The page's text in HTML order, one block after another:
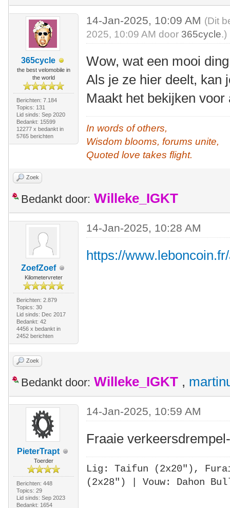
365cycle
the best velomobile in
the world
Berichten: 7.184
Topics: 131
Lid sinds: Sep 2020
Bedankt: 15599
12277 x bedankt in
5765 berichten
14-Jan-2025, 10:09 AM (Dit
2025, 10:09 AM door 365cycle.)
Wow, wat een mooi
Als je ze hier deelt, kan
Maakt het bekijken
In words of others,
Wisdom blooms, forums unite,
Quoted love takes flight.
Zoek
Bedankt door: Willeke_IGKT
ZoefZoef
Kilometervreter
Berichten: 2.879
Topics: 30
Lid sinds: Dec 2017
Bedankt: 42
4456 x bedankt in
2452 berichten
14-Jan-2025, 10:28 AM
https://
Zoek
Bedankt door: Willeke_IGKT ,
PieterTrapt
Toerder
Berichten: 448
Topics: 29
Lid sinds: Sep 2023
Bedankt: 1654
14-Jan-2025, 10:59 AM
Fraaie
Lig: Taifun (2x20"),
(2x28")
| Vouw: Dahon